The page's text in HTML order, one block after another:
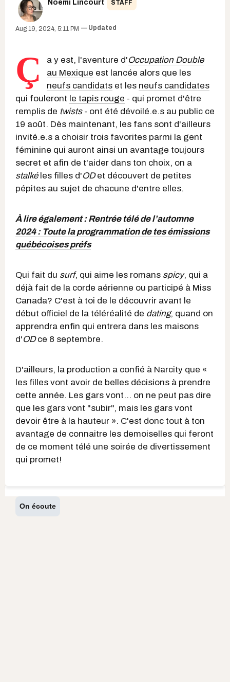
Noémi Lincourt STAFF
Aug 19, 2024, 5:11 PM Updated
Ç a y est, l'aventure d'Occupation Double
au Mexique est lancée alors que les
neufs candidats et les neufs candidates
qui fouleront le tapis rouge - qui promet d'être
remplis de twists- ont été dévoilé.e.s au public ce
19 août. Dès maintenant, les fans sont d'ailleurs
invité.e.s a choisir trois favorites parmi la gent
féminine qui auront ainsi un avantage toujours
secret et afin de t'aider dans ton choix, on a
stalkéles filles d'ODet découvert de petites
pépites au sujet de chacune d'entre elles.
À lire également :Rentrée télé de l’automne
2024 : Toute la programmation de tes émissions
québécoises préfs
Qui fait du surf, qui aime les romans spicy, qui a
déjà fait de la corde aérienne ou participé à Miss
Canada? C'est à toi de le découvrir avant le
début officiel de la téléréalité de dating, quand on
apprendra enfin qui entrera dans les maisons
d'ODce 8 septembre.
D'ailleurs, la production a confié à Narcity que «
les filles vont avoir de belles décisions à prendre
cette année. Les gars vont... on ne peut pas dire
que les gars vont "subir", mais les gars vont
devoir être à la hauteur ». C'est donc tout à ton
avantage de connaitre les demoiselles qui feront
de ce moment télé une soirée de divertissement
qui promet!
On écoute